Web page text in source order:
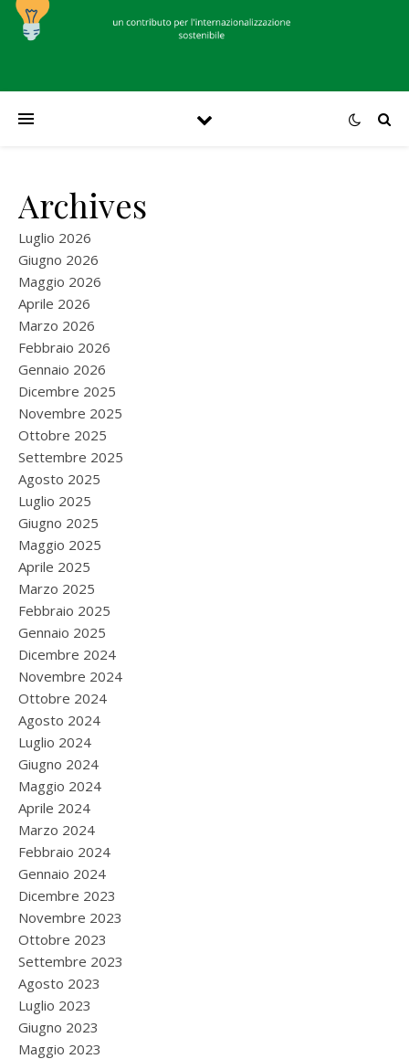
Archives
Luglio 2026
Giugno 2026
Maggio 2026
Aprile 2026
Marzo 2026
Febbraio 2026
Gennaio 2026
Dicembre 2025
Novembre 2025
Ottobre 2025
Settembre 2025
Agosto 2025
Luglio 2025
Giugno 2025
Maggio 2025
Aprile 2025
Marzo 2025
Febbraio 2025
Gennaio 2025
Dicembre 2024
Novembre 2024
Ottobre 2024
Agosto 2024
Luglio 2024
Giugno 2024
Maggio 2024
Aprile 2024
Marzo 2024
Febbraio 2024
Gennaio 2024
Dicembre 2023
Novembre 2023
Ottobre 2023
Settembre 2023
Agosto 2023
Luglio 2023
Giugno 2023
Maggio 2023